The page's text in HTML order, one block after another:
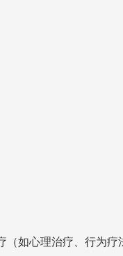
如心理治疗、行为疗